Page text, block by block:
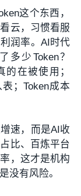
这个东西，
云，习惯看服
润率。AI时代
少Token？
在被使用；
；Token成本
速，而是AI收
比、百炼平台
，这才是机构
没有风险。